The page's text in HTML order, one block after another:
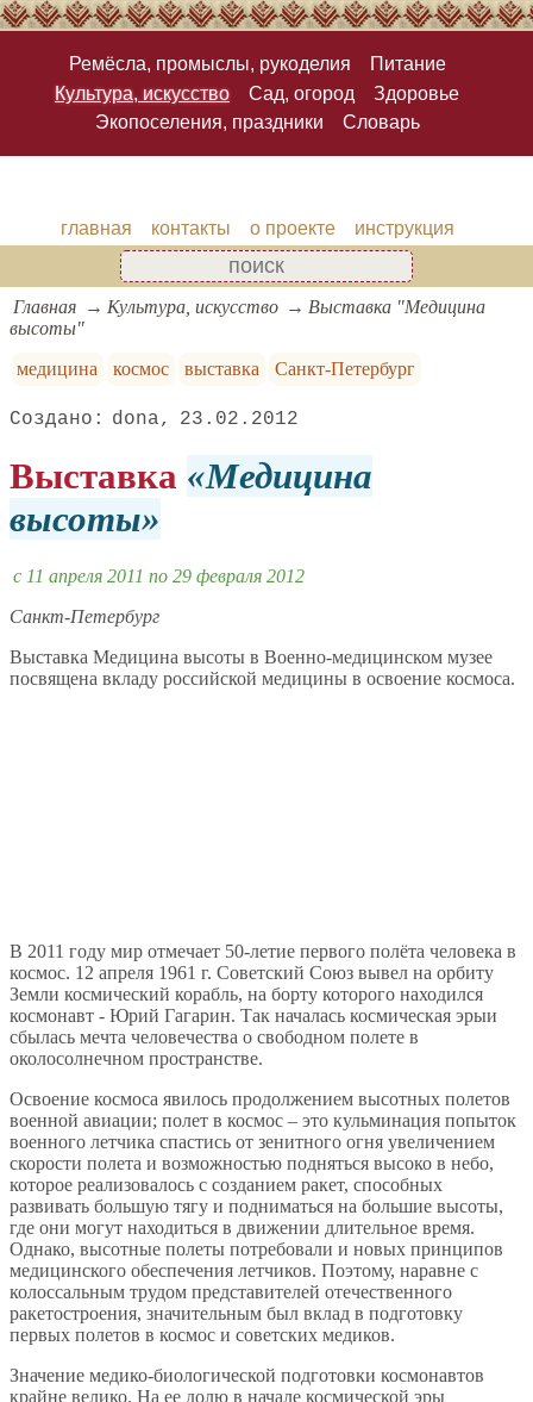
Ремёсла, промыслы, рукоделия
Питание
Культура, искусство
Сад, огород
Здоровье
Экопоселения, праздники
Словарь
главная контакты о проекте инструкция
Главная Культура, искусство
Выставка "Медицина
высоты"
медицина
космос выставка Санкт-Петербург
dona 23.02.2012
Выставка
Медицина
высоты
c 11 апреля 2011 по 29 февраля 2012
Санкт-Петербург
Выставка Медицина высоты в Военно-медицинском музее
посвящена вкладу российской медицины в освоение космоса.
В 2011 году мир отмечает 50-летие первого полёта человека в
космос. 12 апреля 1961 г. Советский Союз вывел на орбиту
Земли космический корабль, на борту которого находился
космонавт - Юрий Гагарин. Так началась космическая эрыи
сбылась мечта человечества о свободном полете в
околосолнечном пространстве.
Освоение космоса явилось продолжением высотных полетов
военной авиации; полет в космос – это кульминация попыток
военного летчика спастись от зенитного огня увеличением
скорости полета и возможностью подняться высоко в небо,
которое реализовалось с созданием ракет, способных
развивать большую тягу и подниматься на большие высоты,
где они могут находиться в движении длительное время.
Однако, высотные полеты потребовали и новых принципов
медицинского обеспечения летчиков. Поэтому, наравне с
колоссальным трудом представителей отечественного
ракетостроения, значительным был вклад в подготовку
первых полетов в космос и советских медиков.
Значение медико-биологической подготовки космонавтов
крайне велико. На ее долю в начале космической эры